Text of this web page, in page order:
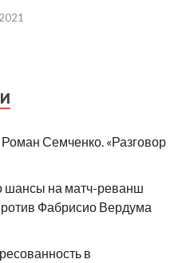
Семченко. «Разговор
шансы на матч-реванш
Фабрисио Вердума
в